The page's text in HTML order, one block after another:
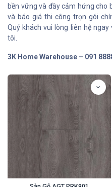
bền vững và đầy cảm hứng cho
và báo giá thi công trọn gói
Quý khách vui lòng liên hệ
tôi.
3K Home Warehouse – 091